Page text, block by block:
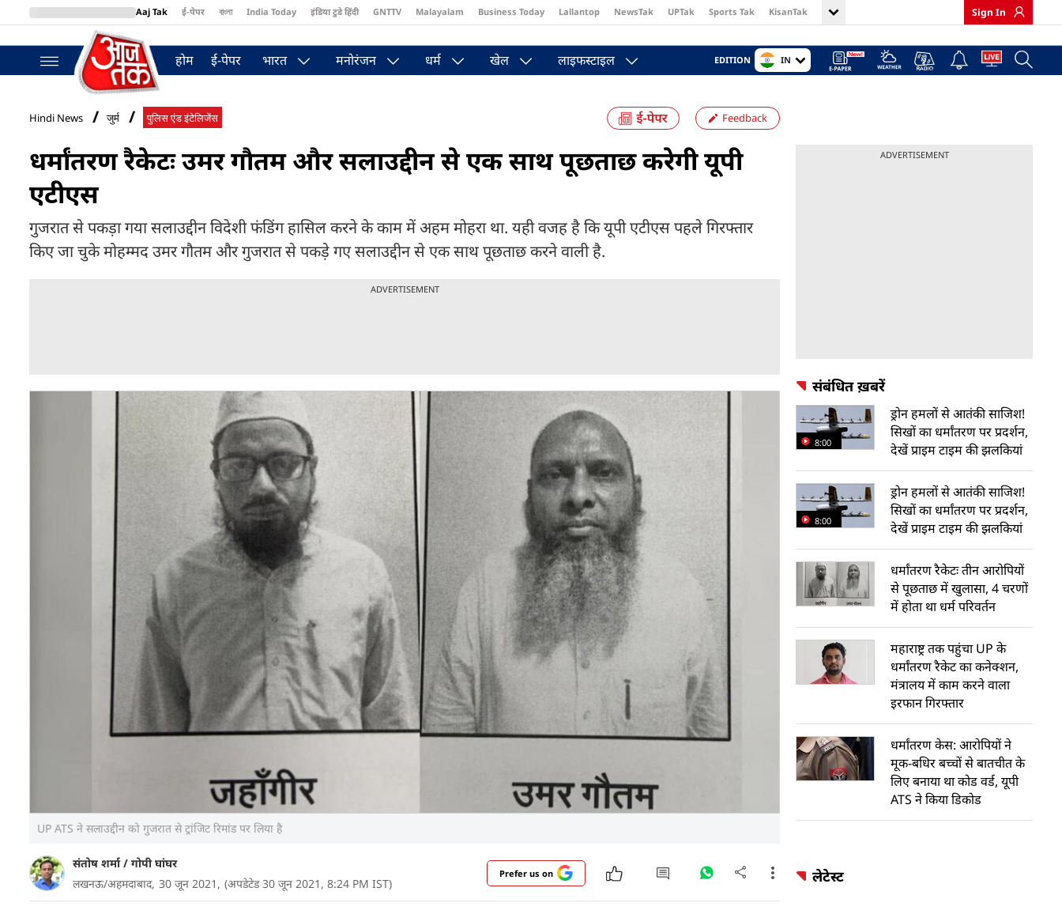
Aaj Tak ई-पेपर বাংলা India Today इंडिया टुडे हिंदी GNTTV Malayalam Business Today Lallantop NewsTak UPTak Sports Tak KisanTak
BT Bazaar
Sign In
होम ई-पेपर भारत मनोरंजन धर्म खेल लाइफस्टाइल EDITION IN
Hindi News जुर्म पुलिस एंड इंटेलिजेंस Feedback
धर्मांतरण रैकेटः उमर गौतम और सलाउद्दीन से एक साथ पूछताछ करेगी यूपी
एटीएस
गुजरात से पकड़ा गया सलाउद्दीन विदेशी फंडिंग हासिल करने के काम में अहम मोहरा था. यही वजह है कि यूपी एटीएस पहले गिरफ्तार
किए जा चुके मोहम्मद उमर गौतम और गुजरात से पकड़े गए सलाउद्दीन से एक साथ पूछताछ करने वाली है.
ADVERTISEMENT
UP ATS ने सलाउद्दीन को गुजरात से ट्रांजिट रिमांड पर लिया है
संतोष शर्मा/ गोपी घांघर
लखनऊ/अहमदाबाद, 30 जून 2021, (अपडेटेड 30 जून 2021, 8:24 PM IST)
Prefer us on
ADVERTISEMENT
संबंधित ख़बरें
8:00
ड्रोन हमलों से आतंकी साजिश!
सिखों का धर्मांतरण पर प्रदर्शन,
देखें प्राइम टाइम की झलकियां
8:00
ड्रोन हमलों से आतंकी साजिश!
सिखों का धर्मांतरण पर प्रदर्शन,
देखें प्राइम टाइम की झलकियां
धर्मांतरण रैकेटः तीन आरोपियों
से पूछताछ में खुलासा, 4 चरणों
में होता था धर्म परिवर्तन
महाराष्ट्र तक पहुंचा UP के
धर्मांतरण रैकेट का कनेक्शन,
मंत्रालय में काम करने वाला
इरफान गिरफ्तार
धर्मांतरण केस: आरोपियों ने
मूक-बधिर बच्चों से बातचीत के
लिए बनाया था कोड वर्ड, यूपी
ATS ने किया डिकोड
लेटेस्ट